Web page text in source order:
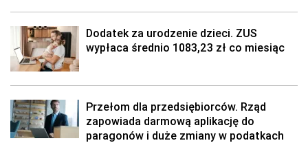
Dodatek za urodzenie dzieci. ZUS
wypłaca średnio 1083,23 zł co miesiąc
Przełom dla przedsiębiorców. Rząd
zapowiada darmową aplikację do
paragonów i duże zmiany w podatkach